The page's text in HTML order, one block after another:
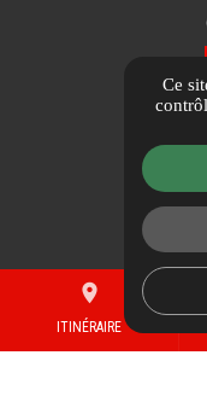
place
ITINÉRAIRE
Ce